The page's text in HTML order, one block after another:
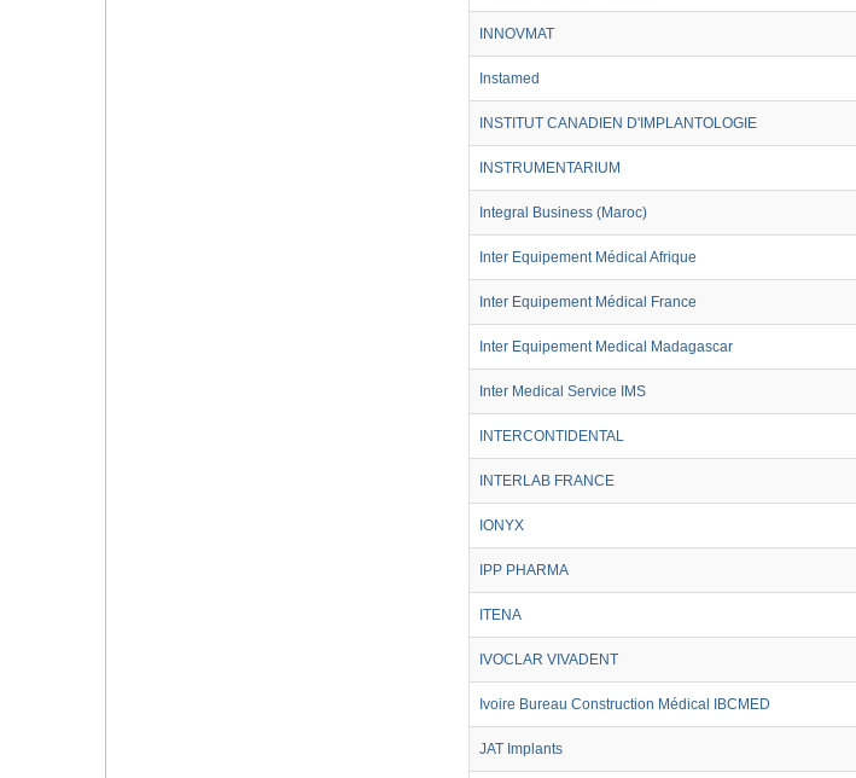
INNOVMAT
Instamed
INSTITUT CANADIEN D'IMPLANTOLOGIE
INSTRUMENTARIUM
Integral Business (Maroc)
Inter Equipement Médical Afrique
Inter Equipement Médical France
Inter Equipement Medical Madagascar
Inter Medical Service IMS
INTERCONTIDENTAL
INTERLAB FRANCE
IONYX
IPP PHARMA
ITENA
IVOCLAR VIVADENT
Ivoire Bureau Construction Médical IBCMED
JAT Implants